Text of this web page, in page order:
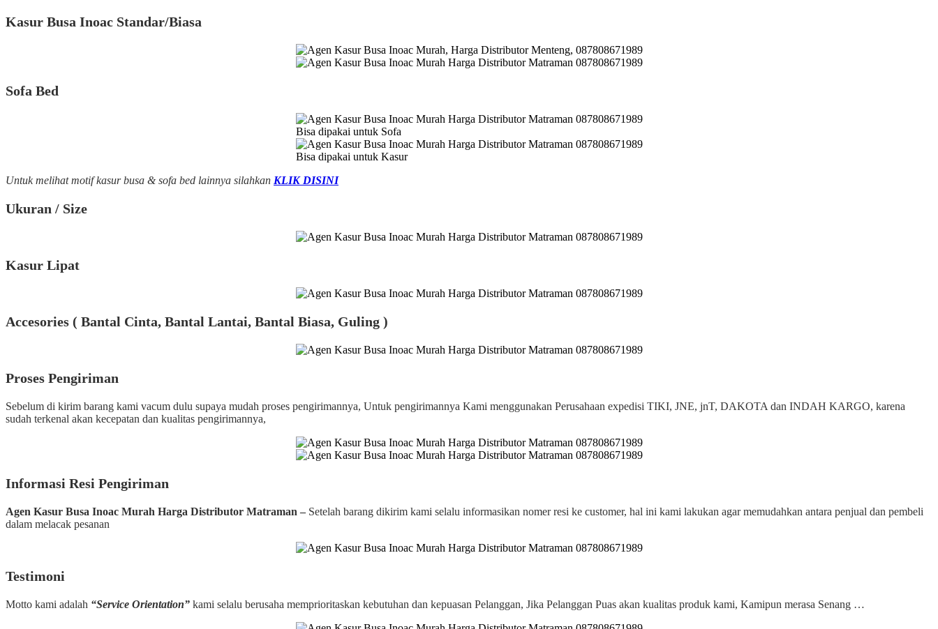
Kasur Busa Inoac Standar/Biasa
Sofa Bed
Bisa dipakai untuk Sofa
Bisa dipakai untuk Kasur
Untuk melihat motif kasur busa & sofa bed lainnya silahkan KLIK DISINI
Ukuran / Size
Kasur Lipat
Accesories ( Bantal Cinta, Bantal Lantai, Bantal Biasa, Guling )
Proses Pengiriman
Sebelum di kirim barang kami vacum dulu supaya mudah proses pengirimannya, Untuk pengirimannya Kami menggunakan Perusahaan expedisi TIKI, JNE, jnT, DAKOTA dan INDAH KARGO, karena
sudah terkenal akan kecepatan dan kualitas pengirimannya,
Informasi Resi Pengiriman
Agen Kasur Busa Inoac Murah Harga Distributor Matraman – Setelah barang dikirim kami selalu informasikan nomer resi ke customer, hal ini kami lakukan agar memudahkan antara penjual dan pembeli
dalam melacak pesanan
Testimoni
Motto kami adalah “Service Orientation” kami selalu berusaha memprioritaskan kebutuhan dan kepuasan Pelanggan, Jika Pelanggan Puas akan kualitas produk kami, Kamipun merasa Senang …